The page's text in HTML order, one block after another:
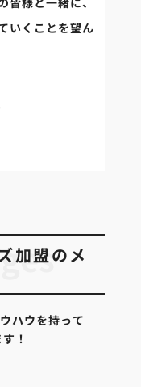
いくことを望ん
加盟のメ
ハウを持って
！